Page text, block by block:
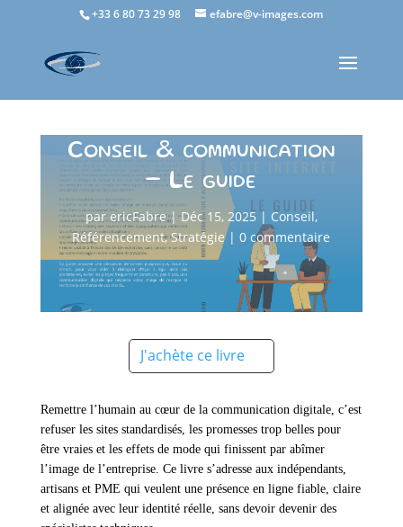
+33 6 80 73 29 98 efabre@v-images.com
Conseil & communication
– Le guide
parericFabre|Déc 15, 2025| Conseil,
Référencement,Stratégie|0 commentaire
J'achète ce livre
Remettre l’humain au cœur de la communication digitale, c’est
refuser les sites standardisés, les promesses trop belles pour
être vraies et les effets de mode qui finissent par abîmer
l’image de l’entreprise. Ce livre s’adresse aux indépendants,
artisans et PME qui veulent une présence en ligne fiable, claire
et alignée avec leur identité réelle, sans devoir devenir des